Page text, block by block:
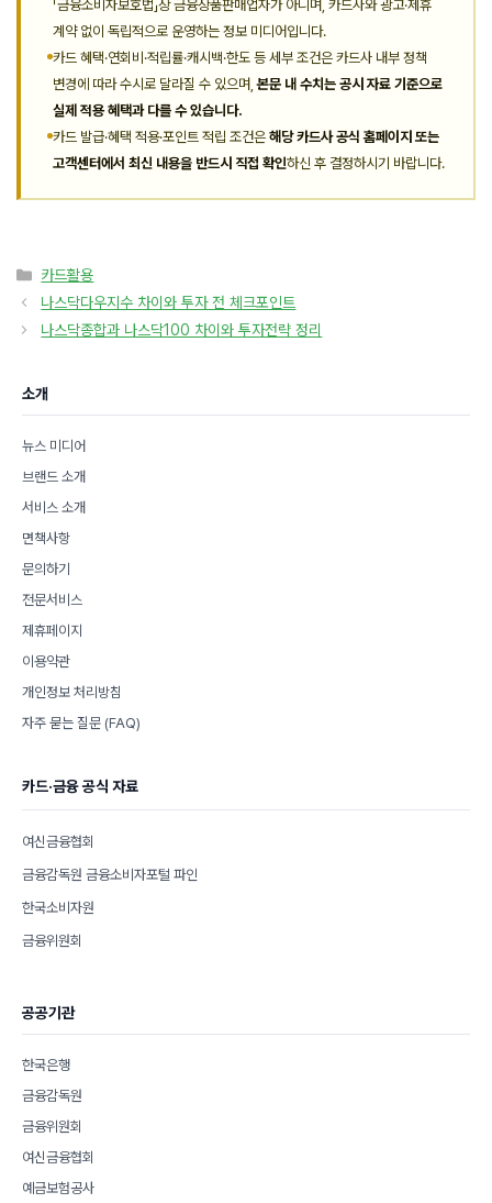
「금융소비자보호법」상 금융상품판매업자가 아니며, 카드사와 광고·제휴
계약 없이 독립적으로 운영하는 정보 미디어입니다.
카드 혜택·연회비·적립률·캐시백·한도 등 세부 조건은 카드사 내부 정책
변경에 따라 수시로 달라질 수 있으며,본문 내 수치는 공시 자료 기준으로
실제 적용 혜택과 다를 수 있습니다.
카드 발급·혜택 적용·포인트 적립 조건은 해당 카드사 공식 홈페이지 또는
고객센터에서 최신 내용을 반드시 직접 확인하신 후 결정하시기 바랍니다.
카
테
리
카드활용
나스닥다우지수 차이와 투자 전 체크포인트
나스닥종합과 나스닥100 차이와 투자전략 정리
소개
뉴스 미디어
브랜드 소개
서비스 소개
면책사항
문의하기
전문서비스
제휴페이지
이용약관
개인정보 처리방침
자주 묻는 질문 (FAQ)
카드·금융 공식 자료
여신금융협회
금융감독원 금융소비자포털 파인
한국소비자원
금융위원회
공공기관
한국은행
금융감독원
금융위원회
여신금융협회
예금보험공사